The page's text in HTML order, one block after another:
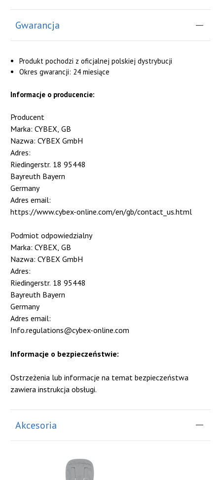
Gwarancja
Produkt pochodzi z oficjalnej polskiej dystrybucji
Okres gwarancji: 24 miesiące
Informacje o producencie:
Producent
Marka: CYBEX, GB
Nazwa: CYBEX GmbH
Adres:
Riedingerstr. 18 95448
Bayreuth Bayern
Germany
Adres email:
https://www.cybex-online.com/en/gb/contact_us.html
Podmiot odpowiedzialny
Marka: CYBEX, GB
Nazwa: CYBEX GmbH
Adres:
Riedingerstr. 18 95448
Bayreuth Bayern
Germany
Adres email:
Info.regulations@cybex-online.com
Informacje o bezpieczeństwie:
Ostrzeżenia lub informacje na temat bezpieczeństwa
zawiera instrukcja obsługi.
Akcesoria